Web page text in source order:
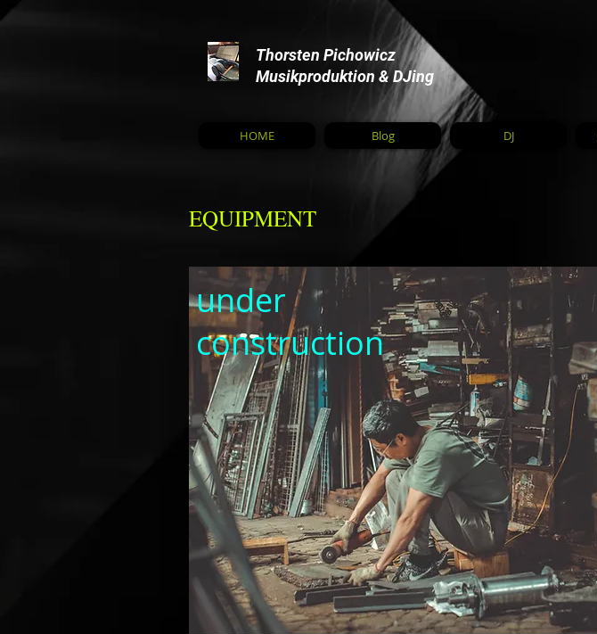
Thorsten Pichowicz
Musikproduktion & DJing
HOME Blog DJ
EQUIPMENT
under
construction